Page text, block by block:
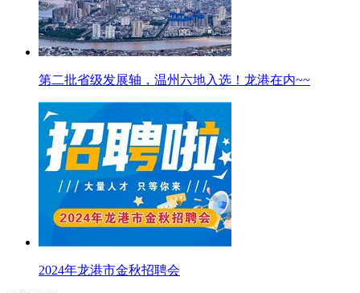
第二批省级发展轴，温州六地入选！龙港在内~~
2024年龙港市金秋招聘会